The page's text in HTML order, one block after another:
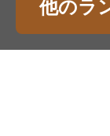
他のラ